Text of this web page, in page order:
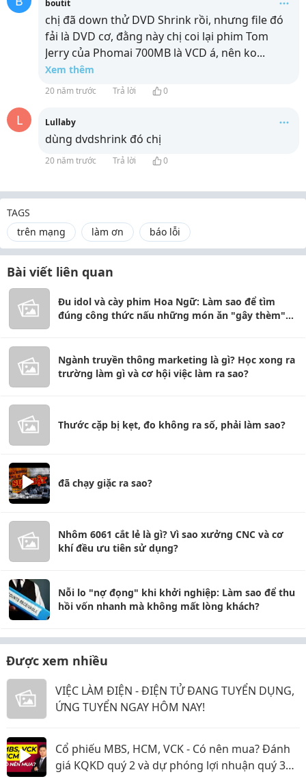
boutit
chị đã down thử DVD Shrink rồi, nhưng file đó
fải là DVD cơ, đằng này chị coi lại phim Tom
Jerry của Phomai 700MB là VCD á, nên ko...
Xem thêm
20 năm trước Trả lời 0
L Lullaby
dùng dvdshrink đó chị
20 năm trước Trả lời 0
TAGS
trên mạng
làm ơn báo lỗi
Bài viết liên quan
Đu idol và cày phim Hoa Ngữ: Làm sao để tìm
đúng công thức nấu những món ăn "gây thèm"
Ngành truyền thông marketing là gì? Học xong ra
trường làm gì và cơ hội việc làm ra sao?
Thước cặp bị kẹt, đo không ra số, phải làm sao?
đã chạy giặc ra sao?
Nhôm 6061 cắt lẻ là gì? Vì sao xưởng CNC và cơ
khí đều ưu tiên sử dụng?
Nỗi lo "nợ đọng" khi khởi nghiệp: Làm sao để thu
hồi vốn nhanh mà không mất lòng khách?
Được xem nhiều
VIỆC LÀM ĐIỆN - ĐIỆN TỬ ĐANG TUYỂN DỤNG,
ỨNG TUYỂN NGAY HÔM NAY!
Cổ phiếu MBS, HCM, VCK - Có nên mua? Đánh
giá KQKD quý 2 và dự phóng lợi nhuận quý 3